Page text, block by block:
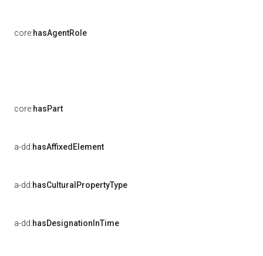
core:hasAgentRole
core:hasPart
a-dd:hasAffixedElement
a-dd:hasCulturalPropertyType
a-dd:hasDesignationInTime